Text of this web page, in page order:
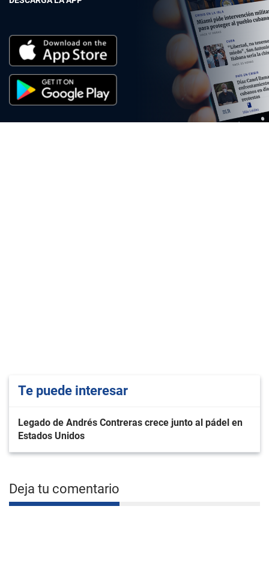
Te puede interesar
Legado de Andrés Contreras crece junto al pádel en
Estados Unidos
Deja tu comentario